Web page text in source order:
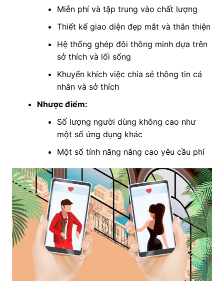
Miễn phí và tập trung vào chất lượng
Thiết kế giao diện đẹp mắt và thân thiện
Hệ thống ghép đôi thông minh dựa trên
sở thích và lối sống
Khuyến khích việc chia sẻ thông tin cá
nhân và sở thích
Nhược điểm:
Số lượng người dùng không cao như
một số ứng dụng khác
Một số tính năng nâng cao yêu cầu phí